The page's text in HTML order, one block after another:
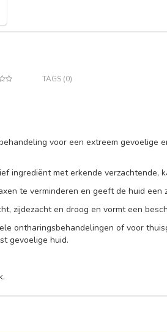
TAGS (0)
voor een extreem gevoelige
ingrediënt met erkende verzachtende,
te verminderen en geeft de huid een
zijdezacht en droog en vormt een
ontharingsbehandelingen of voor
gevoelige huid.